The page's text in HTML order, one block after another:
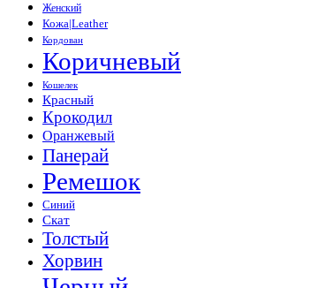
Женский
Кожа|Leather
Кордован
Коричневый
Кошелек
Красный
Крокодил
Оранжевый
Панерай
Ремешок
Синий
Скат
Толстый
Хорвин